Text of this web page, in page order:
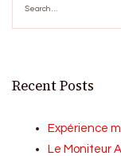
for:
Recent Posts
Expérience
Le Moniteur